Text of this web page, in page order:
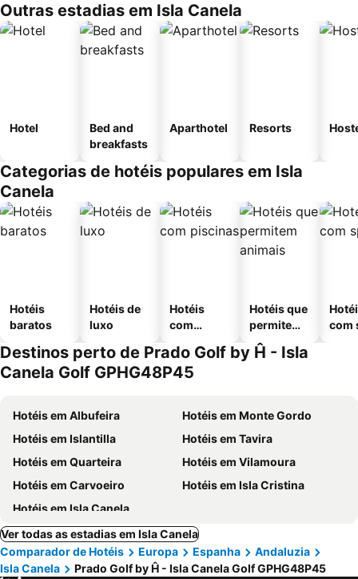
Outras estadias em Isla Canela
Hotel
Bed and
breakfasts
Aparthotel Resorts
Categorias de hotéis populares em Isla
Canela
Hotéis
baratos
Hotéis de
luxo
Hotéis
com
Hotéis que
permitem
animais
com
Destinos perto de Prado Golf by Ĥ - Isla
Canela Golf GPHG48P45
Hotéis em Albufeira
Hotéis em Monte Gordo
Hotéis em Islantilla
Hotéis em Tavira
Hotéis em Quarteira
Hotéis em Vilamoura
Hotéis em Carvoeiro
Hotéis em Isla Cristina
Hotéis em Isla Canela
Ver todas as estadias em Isla Canela
Comparador de Hotéis
Europa Espanha
Andaluzia
Isla Canela
Prado Golf by Ĥ - Isla Canela Golf GPHG48P45